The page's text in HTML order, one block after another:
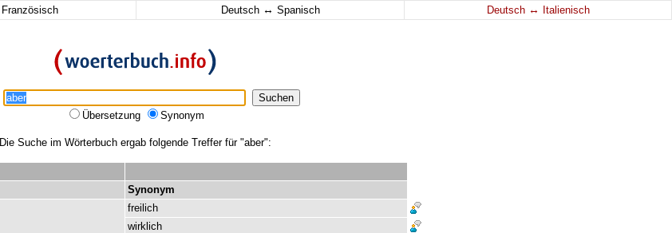
Französisch Deutsch ↔ Spanisch Deutsch ↔ Italienisch
Übersetzung
Synonym
Die Suche im Wörterbuch ergab folgende Treffer für "aber":
Synonym
freilich
wirklich